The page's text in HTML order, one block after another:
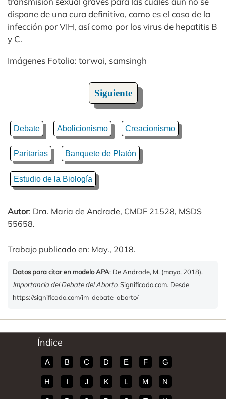
dispone de una cura definitiva, como es el caso de la
infección por VIH, así como por los virus de hepatitis B
y C.
Imágenes Fotolia: torwai, samsingh
Siguiente
Debate Abolicionismo Creacionismo
Paritarias Banquete de Platón
Estudio de la Biología
Autor: Dra. Maria de Andrade, CMDF 21528, MSDS
55658.
Trabajo publicado en: May., 2018.
Datos para citar en modelo APA: De Andrade, M. (mayo, 2018).
Importancia del Debate del Aborto. Significado.com. Desde
https://significado.com/im-debate-aborto/
Índice
A B C D E F G
H I J K L M N